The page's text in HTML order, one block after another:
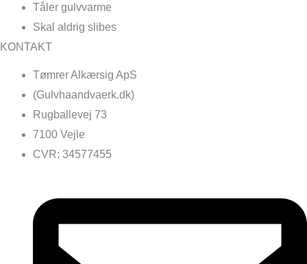
Tåler gulvvarme
Skal aldrig slibes
KONTAKT
Tømrer Alkærsig ApS
(Gulvhaandvaerk.dk)
Rugballevej 73
7100 Vejle
CVR: 34577455